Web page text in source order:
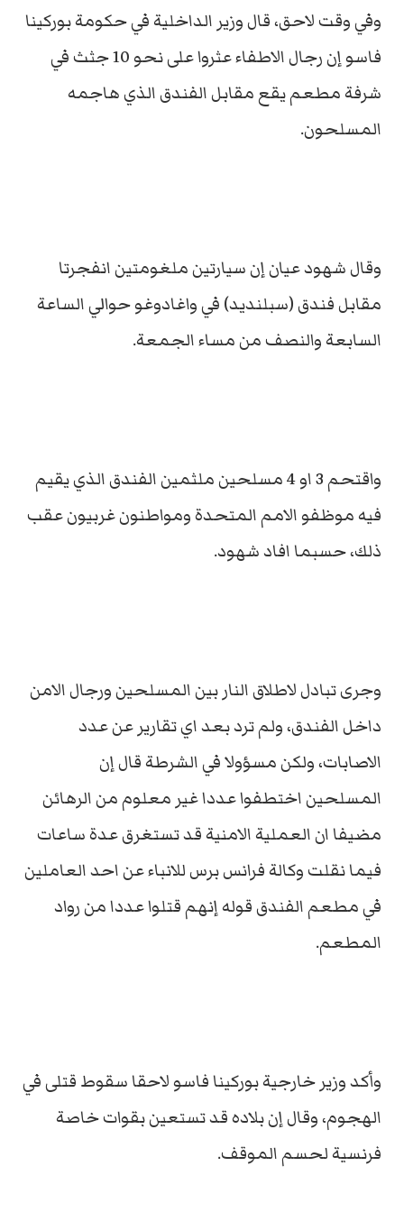
وفي وقت لاحق، قال وزير الداخلية في حكومة بوركينا
فاسو إن رجال الاطفاء عثروا على نحو 10 جثث في
شرفة مطعم يقع مقابل الفندق الذي هاجمه
المسلحون.
وقال شهود عيان إن سيارتين ملغومتين انفجرتا
مقابل فندق (سبلنديد) في واغادوغو حوالي الساعة
السابعة والنصف من مساء الجمعة.
واقتحم 3 او 4 مسلحين ملثمين الفندق الذي يقيم
فيه موظفو الامم المتحدة ومواطنون غربيون عقب
ذلك، حسبما افاد شهود.
وجرى تبادل لاطلاق النار بين المسلحين ورجال الامن
داخل الفندق، ولم ترد بعد اي تقارير عن عدد
الاصابات، ولكن مسؤولا في الشرطة قال إن
المسلحين اختطفوا عددا غير معلوم من الرهائن
مضيفا ان العملية الامنية قد تستغرق عدة ساعات
فيما نقلت وكالة فرانس برس للانباء عن احد العاملين
في مطعم الفندق قوله إنهم قتلوا عددا من رواد
المطعم.
وأكد وزير خارجية بوركينا فاسو لاحقا سقوط قتلى في
الهجوم، وقال إن بلاده قد تستعين بقوات خاصة
فرنسية لحسم الموقف.